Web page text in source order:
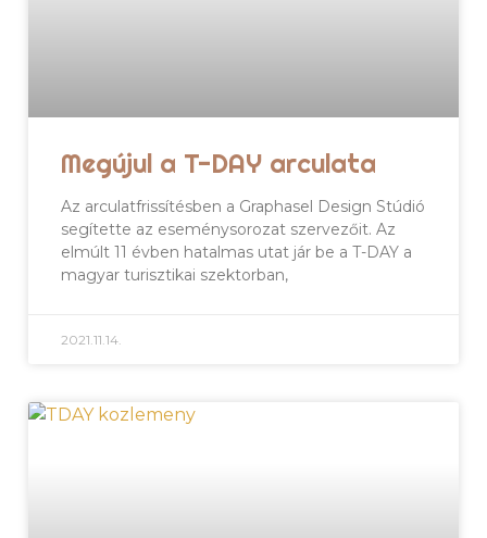
Megújul a T-DAY arculata
Az arculatfrissítésben a Graphasel Design Stúdió
segítette az eseménysorozat szervezőit. Az
elmúlt 11 évben hatalmas utat jár be a T-DAY a
magyar turisztikai szektorban,
2021.11.14.